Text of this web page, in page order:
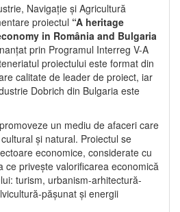
Navigație și Agricultură
proiectul “A heritage
in România and Bulgaria
prin Programul Interreg V-A
proiectului este format din
calitate de leader de proiect, iar
Dobrich din Bulgaria este
un mediu de afaceri care
și natural. Proiectul se
economice, considerate cu
ce privește valorificarea economică
turism, urbanism-arhitectură-
pășunat și energii